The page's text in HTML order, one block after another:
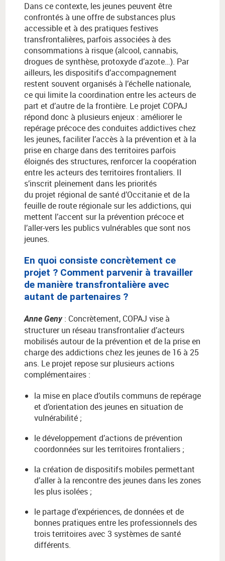
Dans ce contexte, les jeunes peuvent être
confrontés à une offre de substances plus
accessible et à des pratiques festives
transfrontalières, parfois associées à des
consommations à risque (alcool, cannabis,
drogues de synthèse, protoxyde d’azote…). Par
ailleurs, les dispositifs d’accompagnement
restent souvent organisés à l’échelle nationale,
ce qui limite la coordination entre les acteurs de
part et d’autre de la frontière. Le projet COPAJ
répond donc à plusieurs enjeux : améliorer le
repérage précoce des conduites addictives chez
les jeunes, faciliter l’accès à la prévention et à la
prise en charge dans des territoires parfois
éloignés des structures, renforcer la coopération
entre les acteurs des territoires frontaliers. Il
s’inscrit pleinement dans les priorités
du projet régional de santé d’Occitanie et de la
feuille de route régionale sur les addictions, qui
mettent l’accent sur la prévention précoce et
l’aller-vers les publics vulnérables que sont nos
jeunes.
En quoi consiste concrètement ce
projet ? Comment parvenir à travailler
de manière transfrontalière avec
autant de partenaires ?
Anne Geny : Concrètement, COPAJ viseà
structurer un réseau transfrontalier d’acteurs
mobilisés autour de la prévention et de la prise en
charge des addictions chez les jeunes de 16à 25
ans. Le projet repose sur plusieurs actions
complémentaires :
la mise en place d’outils communs de repérage
et d’orientation des jeunes en situation de
vulnérabilité ;
le développement d’actions de prévention
coordonnées sur les territoires frontaliers ;
la création de dispositifs mobiles permettant
d’aller à la rencontre des jeunes dans les zones
les plus isolées ;
le partage d’expériences, de données et de
bonnes pratiques entre les professionnels des
trois territoires avec 3 systèmes de santé
différents.